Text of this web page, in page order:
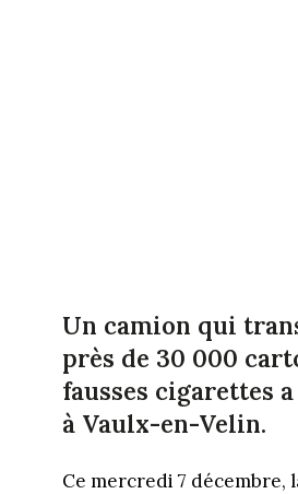
Un camion qui
près de 30 000
fausses cigarettes
à Vaulx-en-Velin.
Ce mercredi 7 décembre,